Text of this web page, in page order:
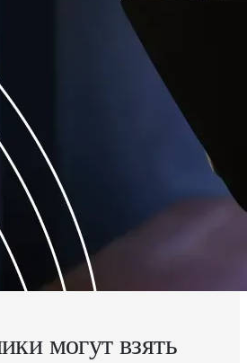
могут взять